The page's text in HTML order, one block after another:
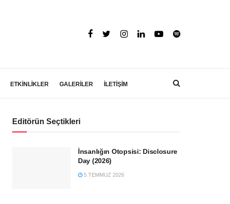
ETKİNLİKLER GALERİLER İLETİŞİM
Editörün Seçtikleri
İnsanlığın Otopsisi: Disclosure
Day (2026)
5 TEMMUZ 2026